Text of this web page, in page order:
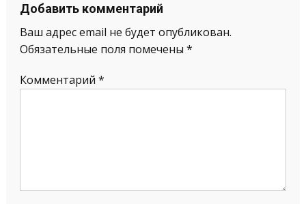
Добавить комментарий
Ваш адрес email не будет опубликован.
Обязательные поля помечены *
Комментарий *